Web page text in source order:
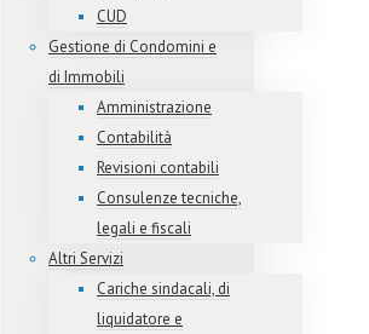
CUD
Gestione di Condomini e
di Immobili
Amministrazione
Contabilità
Revisioni contabili
Consulenze tecniche,
legali e fiscali
Altri Servizi
Cariche sindacali, di
liquidatore e